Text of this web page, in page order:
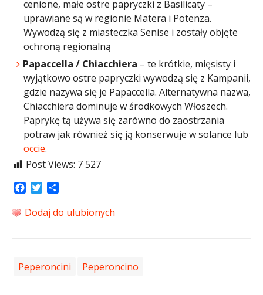
cenione, małe ostre papryczki z Basilicaty –
uprawiane są w regionie Matera i Potenza.
Wywodzą się z miasteczka Senise i zostały objęte
ochroną regionalną
Papaccella / Chiacchiera – te krótkie, mięsisty i
wyjątkowo ostre papryczki wywodzą się z Kampanii,
gdzie nazywa się je Papaccella. Alternatywna nazwa,
Chiacchiera dominuje w środkowych Włoszech.
Paprykę tą używa się zarówno do zaostrzania
potraw jak również się ją konserwuje w solance lub
occie.
Post Views: 7 527
Facebook
Twitter
Dodaj do ulubionych
Peperoncini Peperoncino